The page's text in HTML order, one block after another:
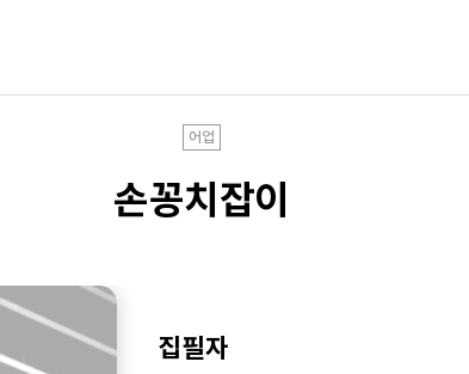
어업
손꽁치잡이
집필자